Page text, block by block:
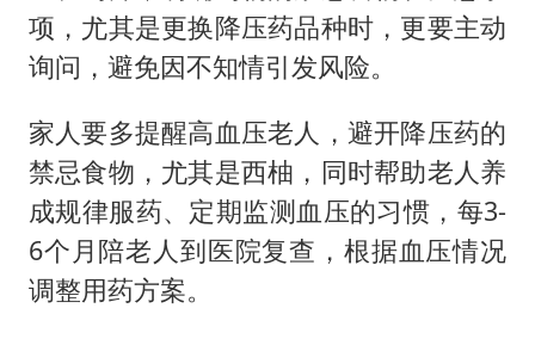
项，尤其是更换降压药品种时，更要主动
询问，避免因不知情引发风险。
家人要多提醒高血压老人，避开降压药的
禁忌食物，尤其是西柚，同时帮助老人养
成规律服药、定期监测血压的习惯，每3-
6个月陪老人到医院复查，根据血压情况
调整用药方案。